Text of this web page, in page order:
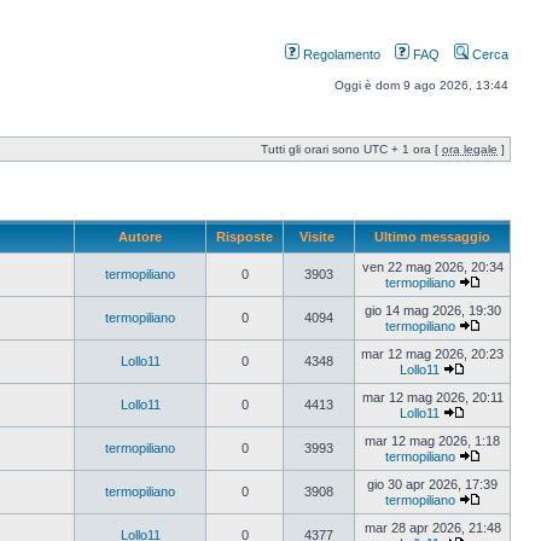
Regolamento FAQ Cerca
Oggi è dom 9 ago 2026, 13:44
Tutti gli orari sono UTC + 1 ora [ ora legale ]
Autore Risposte Visite Ultimo messaggio
termopiliano 0 3903
ven 22 mag 2026, 20:34
termopiliano
termopiliano 0 4094
gio 14 mag 2026, 19:30
termopiliano
Lollo11 0 4348
mar 12 mag 2026, 20:23
Lollo11
Lollo11 0 4413
mar 12 mag 2026, 20:11
Lollo11
termopiliano 0 3993
mar 12 mag 2026, 1:18
termopiliano
termopiliano 0 3908
gio 30 apr 2026, 17:39
termopiliano
Lollo11 0 4377
mar 28 apr 2026, 21:48